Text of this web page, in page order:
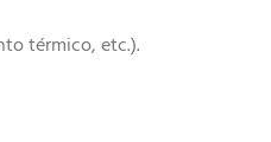
térmico, etc.).